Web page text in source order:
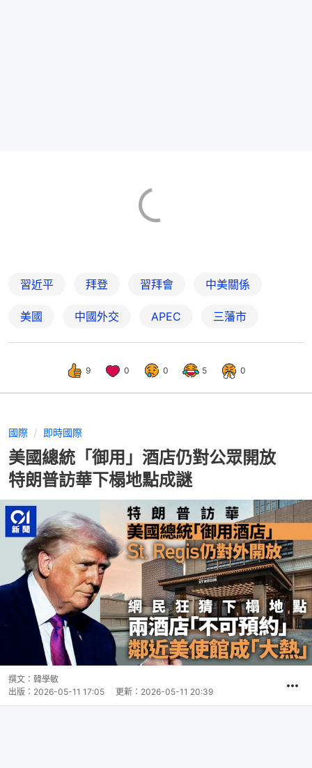
習近平 拜登 習拜會 中美關係
美國 中國外交 APEC 三藩市
9 0 0 5 0
國際 即時國際
美國總統「御用」酒店仍對公眾開放
特朗普訪華下榻地點成謎
撰文： 韓學敏
出版： 2026-05-11 17:05 更新： 2026-05-11 20:39